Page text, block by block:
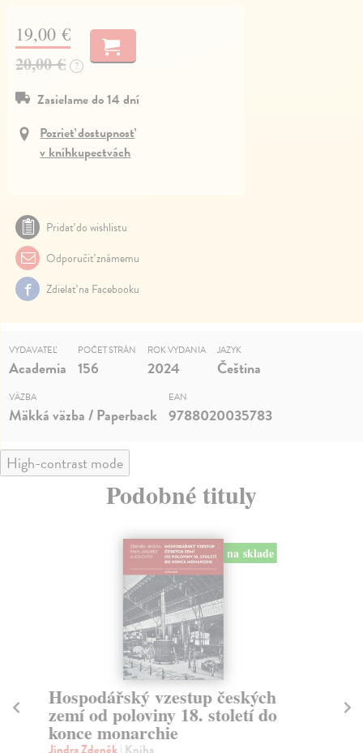
19,00 €
20,00 € ?
Zasielame do 14 dní
Pozrieť dostupnosť
v kníhkupectvách
Pridať do wishlistu
Odporučiť známemu
Zdielať na Facebooku
VYDAVATEĽ
Academia
POČET STRÁN
156
ROK VYDANIA
2024
JAZYK
Čeština
VÄZBA
Mäkká väzba / Paperback
EAN
9788020035783
High-contrast mode
Podobné tituly
na sklade
Hospodářský vzestup českých
zemí od poloviny 18. století do
konce monarchie